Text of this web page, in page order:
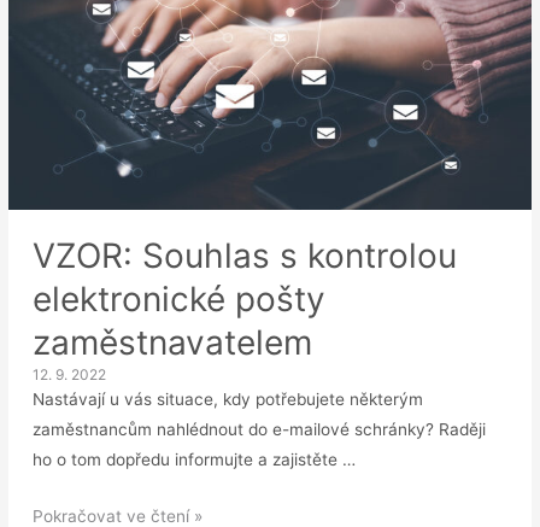
VZOR: Souhlas s kontrolou
elektronické pošty
zaměstnavatelem
12. 9. 2022
Nastávají u vás situace, kdy potřebujete některým
zaměstnancům nahlédnout do e-mailové schránky? Raději
ho o tom dopředu informujte a zajistěte …
VZOR:
Pokračovat ve čtení »